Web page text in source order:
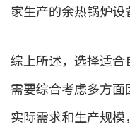
家生产的余热锅炉设
综上所述，选择适
需要综合考虑多方
实际需求和生产规